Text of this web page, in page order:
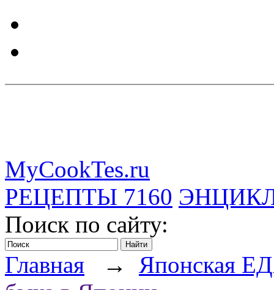
MyCookTes.ru
РЕЦЕПТЫ 7160
Поиск по сайту:
Главная → Японская